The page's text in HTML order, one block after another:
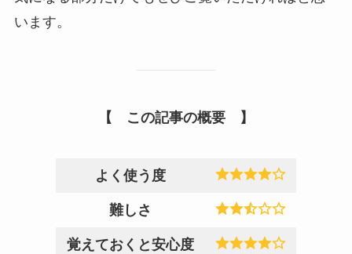
います。
【 この記事の概要 】
よく使う度
難しさ
覚えておくと安心度